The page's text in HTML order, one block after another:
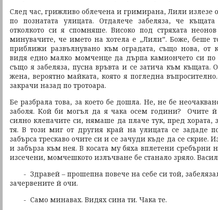
След час, грижливо облечена и гримирана, Лили излезе
по познатата улицата. Отдалече забеляза, че
отколкото си я спомняше. Високо под стряхата
минувачите, че името на хотела е „Лили”. Боже, беше
приближи развълнувано към оградата, също нова, от
видя едно малко момченце да дърпа камиончето си по
също я забеляза, пусна връвта и се затича към къщата.
жена, вероятно майката, която я погледна
закрачи назад по тротоара.
Бе разбрала това, за което бе дошла. Не, не бе
заболя. Кой би могъл да я чака осем години? Очите й
силно клепачите си, нямаше да плаче тук, пред хората,
тя. В този миг от другия край на улицата се зададе
забърса трескаво очите си и се зачуди къде да се скрие.
и забърза към нея. В косата му бяха вплетени сребърни
изсечени, момчешкото излъчване бе станало зряло.
- Здравей – прошепна повече на себе си той,
зачервените й очи.
- Само минавах. Видях сина ти. Чака те.